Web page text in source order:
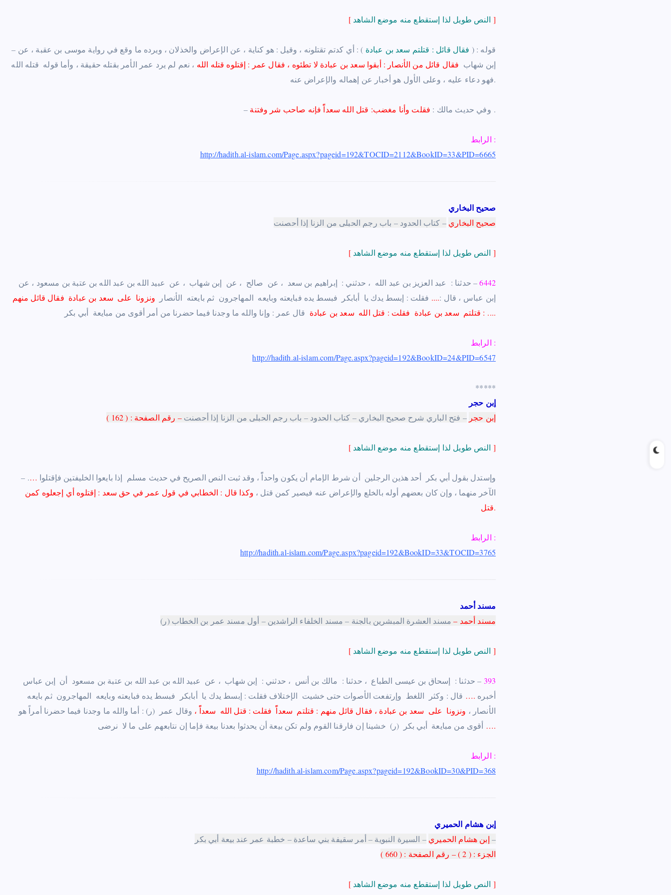
[ ]
– قوله :‏ ( ‏ فقال قائل ‏:‏ قتلتم سعد بن عبادة ) :‏ أي كدتم تقتلونه ، وقيل‏ :‏ هو كناية ، عن الإعراض والخذلان ، ويرده ما وقع في رواية موسى بن عقبة ، عن
إبن شهاب ‏‏ فقال قائل من الأنصار‏ :‏ أبقوا سعد بن عبادة لا تطئوه ، فقال عمر‏ :‏ إقتلوه قتله الله‏ ‏‏ ، نعم لم يرد عمر الأمر بقتله حقيقة ، وأما قوله ‏‏ قتله الله ‏‏
فهو دعاء عليه ، وعلى الأول هو أخبار عن إهماله والإعراض عنه.
– وفي حديث مالك : فقلت وأنا مغضب: قتل الله سعداًً فإنه صاحب شر وفتنة .
الرابط :
http://hadith.al-islam.com/Page.aspx?pageid=192&TOCID=2112&BookID=33&PID=6665
صحيح البخاري
صحيح البخاري – كتاب الحدود – باب رجم الحبلى من الزنا إذا أحصنت
[ ]
6442– حدثنا : ‏ ‏عبد العزيز بن عبد الله ‏ ‏، حدثني : ‏ ‏إبراهيم بن سعد ‏ ‏، عن ‏ ‏صالح ‏ ‏، عن ‏ ‏إبن شهاب ‏ ‏، عن ‏ ‏عبيد الله بن عبد الله بن عتبة بن مسعود ‏ ، عن ‏
‏إبن عباس ، قال :.
..
. فقلت : إبسط يدك يا ‏ ‏أبابكر ‏ ‏فبسط يده فبايعته وبايعه ‏ ‏المهاجرون ‏ ‏ثم بايعته ‏ ‏الأنصار ‏ ‏ونزونا ‏ ‏على ‏ ‏سعد بن عبادة ‏ ‏فقال قائل منهم
: قتلتم ‏ ‏سعد بن عبادة ‏ ‏فقلت : قتل الله ‏ ‏سعد بن عبادة ‏ ‏قال عمر ‏ : ....
الرابط :
http://hadith.al-islam.com/Page.aspx?pageid=192&BookID=24&PID=6547
*****
إبن حجر
إبن حجر – فتح الباري شرح صحيح البخاري – كتاب الحدود – باب رجم الحبلى من الزنا إذا أحصنت – رقم الصفحة : ( 162 )
[ ]
– .…
الآخر منهما ‏‏ ، وإن كان بعضهم أوله بالخلع والإعراض عنه فيصير كمن قتل‏ ، وكذا قال : الخطابي في قول عمر في حق سعد : إقتلوه أي إجعلوه كمن
قتل.
الرابط :
http://hadith.al-islam.com/Page.aspx?pageid=192&BookID=33&TOCID=3765
مسند أحمد
مسند أحمد – مسند العشرة المبشرين بالجنة – مسند الخلفاء الراشدين – أول مسند عمر بن الخطاب (ر)
[ ]
393 – حدثنا : ‏ ‏إسحاق بن عيسى الطباع ‏ ، حدثنا : ‏ ‏مالك بن أنس ‏ ‏، حدثني : ‏ ‏إبن شهاب ‏ ‏، عن ‏ ‏عبيد الله بن عبد الله بن عتبة بن مسعود ‏ ‏أن ‏ ‏إبن عباس ‏
‏أخبره .
… قال : وكثر ‏ ‏اللغط ‏ ‏وإرتفعت الأصوات حتى خشيت ‏ ‏الإختلاف فقلت : إبسط يدك يا ‏ ‏أبابكر ‏ ‏فبسط يده فبايعته وبايعه ‏ ‏المهاجرون ‏ ‏ثم بايعه ‏
‏الأنصار ‏ ، ‏ونزونا ‏ ‏على ‏ ‏سعد بن عبادة ، ‏ ‏فقال قائل منهم : قتلتم ‏ ‏سعداًً ‏ ‏فقلت : قتل الله ‏ ‏سعداًً ‏ ، ‏وقال عمر ‏ ‏(ر) ‏ : ‏أما والله ما وجدنا فيما حضرنا أمراً هو
….
الرابط :
http://hadith.al-islam.com/Page.aspx?pageid=192&BookID=30&PID=368
إبن هشام الحميري
إبن هشام الحميري – السيرة النبوية – أمر سقيفة بني ساعدة – خطبة عمر عند بيعة أبي بكر –
الجزء : ( 2 ) – رقم الصفحة : ( 660
)
[ ]